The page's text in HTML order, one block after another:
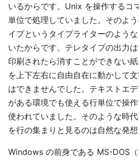
いるからです。Unix を操作するコ
単位で処理していました。そのよ
イプというタイプライターのよう
いたからです。テレタイプの出力
印刷されたら消すことができない
を上下左右に自由自在に動かして
はできませんでした。テキストエ
がある環境でも使える行単位で操
使われていました。そのような時
を行の集まりと見るのは自然な発想
Windows の前身である MS-DOS